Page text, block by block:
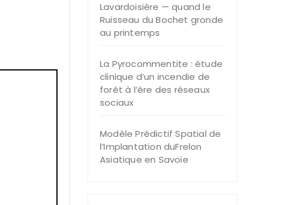
Lavardoisière — quand le
Ruisseau du Bochet gronde
au printemps
La Pyrocommentite : étude
clinique d’un incendie de
forêt à l’ère des réseaux
sociaux
Modèle Prédictif Spatial de
l’Implantation duFrelon
Asiatique en Savoie